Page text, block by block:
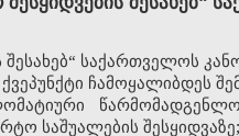
შესახებ“ საქართველოს
ქვეპუნქტი ჩამოყალიბდეს
საშუალების